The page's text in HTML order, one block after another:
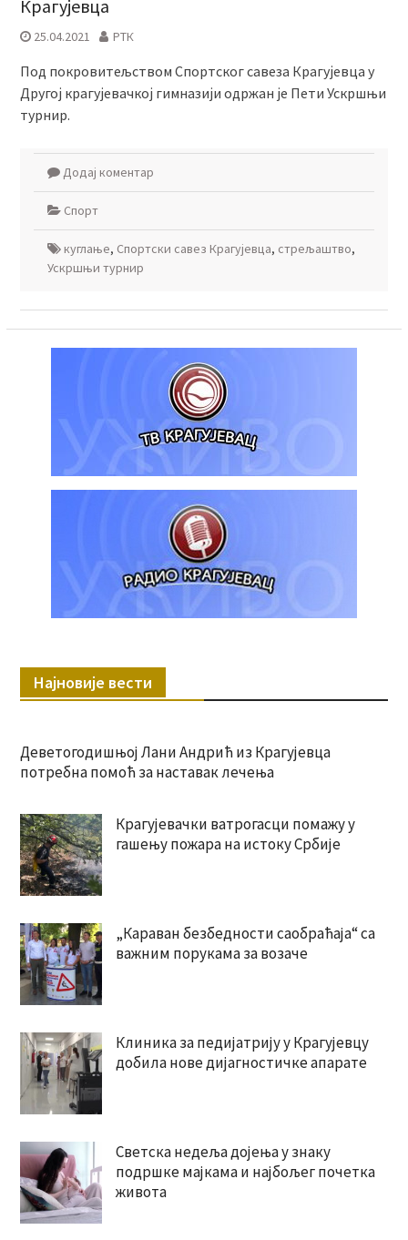
Крагујевца
25.04.2021 РТК
Под покровитељством Спортског савеза Крагујевца у
Другој крагујевачкој гимназији одржан је Пети Ускршњи
турнир.
Додај коментар
Спорт
куглање, Спортски савез Крагујевца, стрељаштвo,
Ускршњи турнир
Најновије вести
Деветогодишњој Лани Андрић из Крагујевца
потребна помоћ за наставак лечења
Крагујевачки ватрогасци помажу у
гашењу пожара на истоку Србије
„Караван безбедности саобраћаја“ са
важним порукама за возаче
Клиника за педијатрију у Крагујевцу
добила нове дијагностичке апарате
Светска недеља дојења у знаку
подршке мајкама и најбољег почетка
живота